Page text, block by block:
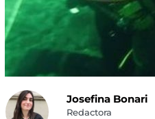
Josefina Bonari
Redactora